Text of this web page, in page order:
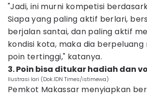
"Jadi, ini murni kompetisi
Siapa yang paling aktif berlari,
berjalan santai, dan paling aktif
kondisi kota, maka dia
poin tertinggi," katanya.
3. Poin bisa ditukar hadiah dan
Ilustrasi lari (Dok.IDN Times/istimewa)
Pemkot Makassar menyiapkan